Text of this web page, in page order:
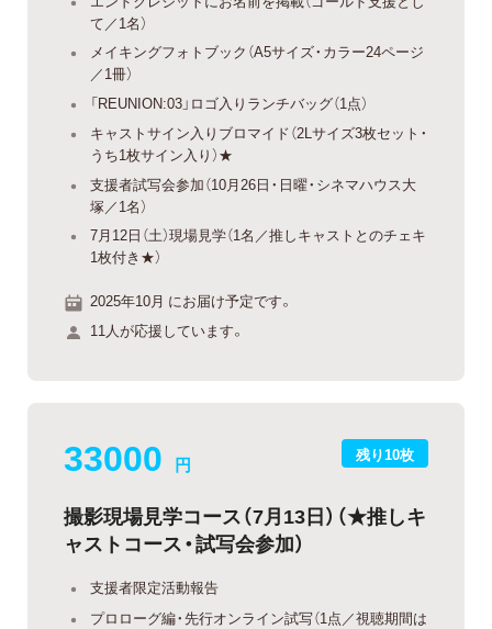
て／1名）
メイキングフォトブック（A5サイズ・カラー24ページ
／1冊）
「REUNION:03」ロゴ入りランチバッグ（1点）
キャストサイン入りブロマイド（2Lサイズ3枚セット・
うち1枚サイン入り）★
支援者試写会参加（10月26日・日曜・シネマハウス大
塚／1名）
7月12日（土）現場見学（1名／推しキャストとのチェキ
1枚付き★）
2025年10月 にお届け予定です。
11人が応援しています。
残り10枚
33000 円
撮影現場見学コース（7月13日）（★推しキ
ャストコース・試写会参加）
支援者限定活動報告
プロローグ編・先行オンライン試写（1点／視聴期間は